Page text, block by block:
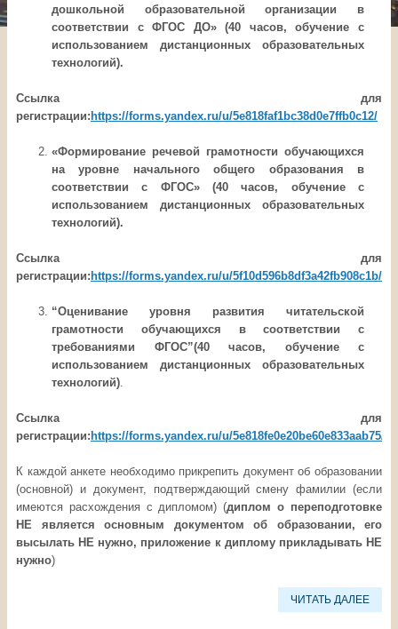
дошкольной образовательной организации в
соответствии с ФГОС ДО» (40 часов, обучение с
использованием дистанционных образовательных
технологий).
Ссылка для
регистрации: https://forms.yandex.ru/u/5e818faf1bc38d0e7ffb0c12/
«Формирование речевой грамотности обучающихся
на уровне начального общего образования в
соответствии с ФГОС» (40 часов, обучение с
использованием дистанционных образовательных
технологий).
Ссылка для
регистрации: https://forms.yandex.ru/u/5f10d596b8df3a42fb908c1b/
“Оценивание уровня развития читательской
грамотности обучающихся в соответствии с
требованиями ФГОС”(40 часов, обучение с
использованием дистанционных образовательных
технологий).
Ссылка для
регистрации: https://forms.yandex.ru/u/5e818fe0e20be60e833aab75/
К каждой анкете необходимо прикрепить документ об образовании
(основной) и документ, подтверждающий смену фамилии (если
имеются расхождения с дипломом) (диплом о переподготовке
НЕ является основным документом об образовании, его
высылать НЕ нужно, приложение к диплому прикладывать НЕ
нужно)
ЧИТАТЬ ДАЛЕЕ